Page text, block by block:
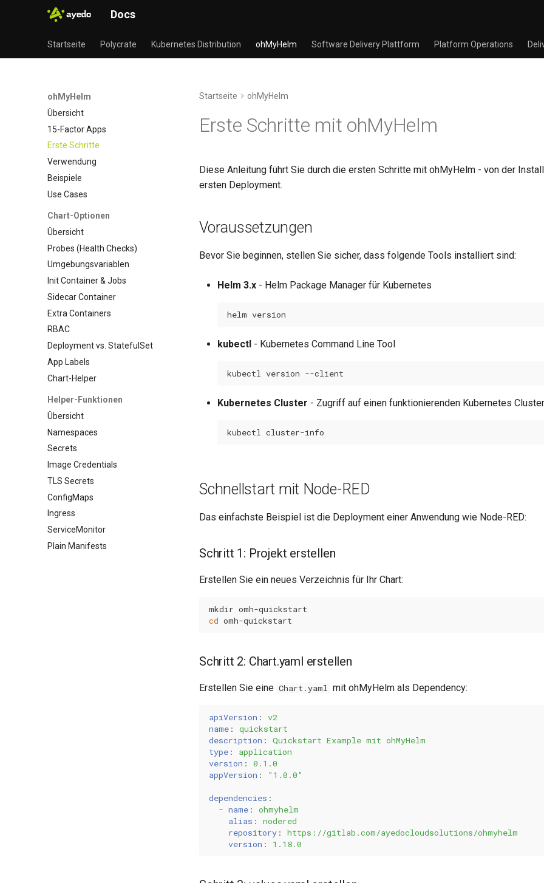
Docs
Startseite Polycrate Kubernetes Distribution ohMyHelm Software Delivery Plattform Platform Operations
ohMyHelm
Übersicht
15-Factor Apps
Erste Schritte
Verwendung
Beispiele
Use Cases
Chart-Optionen
Übersicht
Probes (Health Checks)
Umgebungsvariablen
Init Container & Jobs
Sidecar Container
Extra Containers
RBAC
Deployment vs. StatefulSet
App Labels
Chart-Helper
Helper-Funktionen
Übersicht
Namespaces
Secrets
Image Credentials
TLS Secrets
ConfigMaps
Ingress
ServiceMonitor
Plain Manifests
Startseite ohMyHelm
Erste Schritte mit ohMyHelm
Diese Anleitung führt Sie durch die ersten Schritte mit ohMyHelm - von der
ersten Deployment.
Voraussetzungen
Bevor Sie beginnen, stellen Sie sicher, dass folgende Tools installiert sind:
Helm 3.x - Helm Package Manager für Kubernetes
helm
kubectl - Kubernetes Command Line Tool
kubectl version
Kubernetes Cluster - Zugriff auf einen funktionierenden Kubernetes Cluster
kubectl
Schnellstart mit Node-RED
Das einfachste Beispiel ist die Deployment einer Anwendung wie Node-RED:
Schritt 1: Projekt erstellen
Erstellen Sie ein neues Verzeichnis für Ihr Chart:
mkdir
cd
Schritt 2: Chart.yaml erstellen
Erstellen Sie eine Chart.yaml mit ohMyHelm als Dependency:
apiVersion :
v2
name :
quickstart
description :
Quickstart Example mit ohMyHelm
type :
application
version :
0.1.0
appVersion : "1.0.0"
dependencies :
- name :
ohmyhelm
alias :
nodered
repository :
https://gitlab.com/ayedocloudsolutions/ohmyhelm
version : 1.18.0